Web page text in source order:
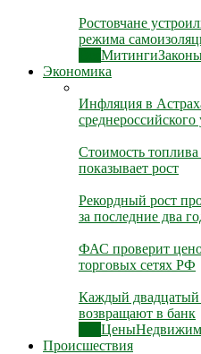
Ростовчане
режима
Митинги
Экономика
Инфляция в
Стоимость
показывает рост
Рекордный рост
за последние два
ФАС проверит
торговых сетях РФ
Каждый двадцатый
возвращают в банк
Цены
Происшествия